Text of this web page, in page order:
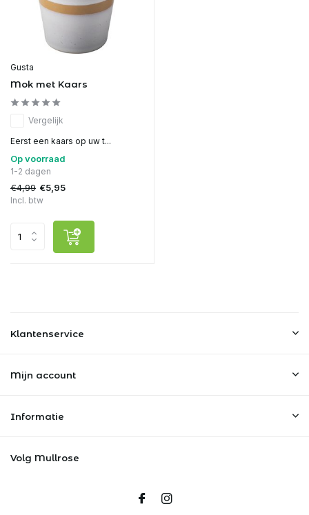
Gusta
Mok met Kaars
Vergelijk
Eerst een kaars op uw t...
Op voorraad
1-2 dagen
€4,99 €5,95
Incl. btw
Klantenservice
Mijn account
Informatie
Volg Mullrose